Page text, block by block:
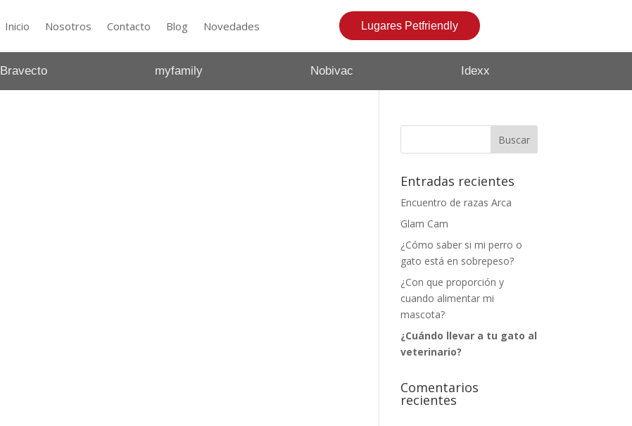
Inicio Nosotros Contacto Blog Novedades Lugares Petfriendly
Bravecto myfamily Nobivac Idexx
Entradas recientes
Encuentro de razas Arca
Glam Cam
¿Cómo saber si mi perro o
gato está en sobrepeso?
¿Con que proporción y
cuando alimentar mi
mascota?
¿Cuándo llevar a tu gato al
veterinario?
Comentarios
recientes